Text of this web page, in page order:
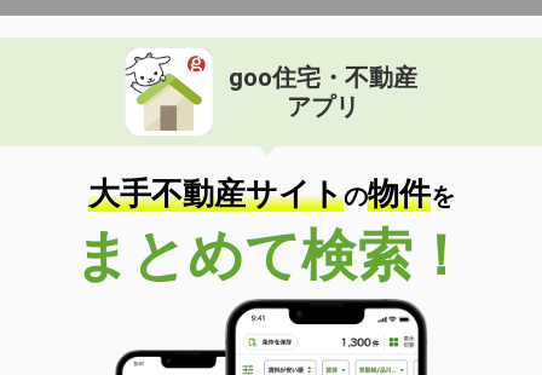
goo住宅・不動産
アプリ
大手不動産サイトの物件を
まとめて検索！